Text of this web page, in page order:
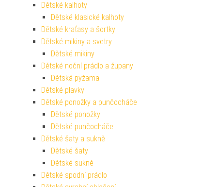
Dětské kalhoty
Dětské klasické kalhoty
Dětské kraťasy a šortky
Dětské mikiny a svetry
Dětské mikiny
Dětské noční prádlo a župany
Dětská pyžama
Dětské plavky
Dětské ponožky a punčocháče
Dětské ponožky
Dětské punčocháče
Dětské šaty a sukně
Dětské šaty
Dětské sukně
Dětské spodní prádlo